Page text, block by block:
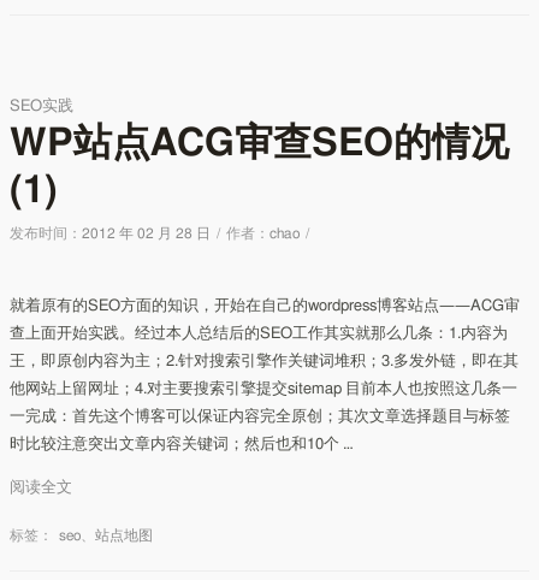
SEO实践
WP站点ACG审查SEO的情况
(1)
发布时间：2012 年 02 月 28 日 / 作者：chao /
就着原有的SEO方面的知识，开始在自己的wordpress博客站点——ACG审
查上面开始实践。经过本人总结后的SEO工作其实就那么几条：1.内容为
王，即原创内容为主；2.针对搜索引擎作关键词堆积；3.多发外链，即在其
他网站上留网址；4.对主要搜索引擎提交sitemap 目前本人也按照这几条一
一完成：首先这个博客可以保证内容完全原创；其次文章选择题目与标签
时比较注意突出文章内容关键词；然后也和10个 …
阅读全文
标签： seo 、站点地图